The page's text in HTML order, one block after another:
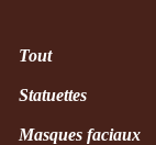
Tout
Statuettes
Masques faciaux